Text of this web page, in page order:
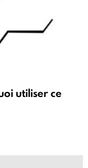
utiliser ce